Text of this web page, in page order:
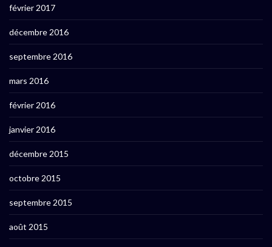
février 2017
décembre 2016
septembre 2016
mars 2016
février 2016
janvier 2016
décembre 2015
octobre 2015
septembre 2015
août 2015